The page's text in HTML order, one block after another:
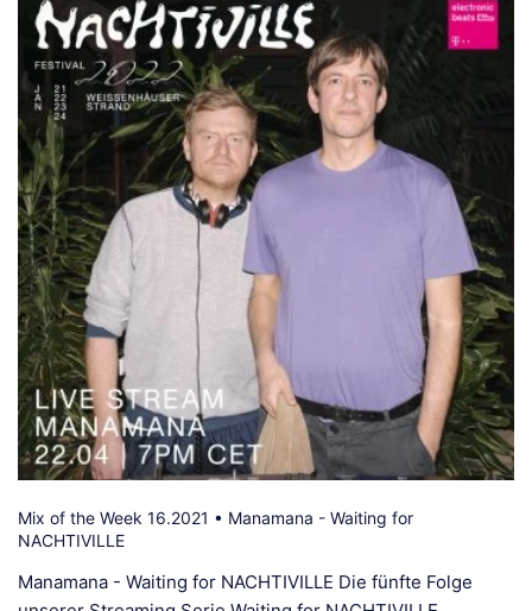
Mix of the Week 16.2021 • Manamana - Waiting for
NACHTIVILLE
Manamana - Waiting for NACHTIVILLE Die fünfte Folge